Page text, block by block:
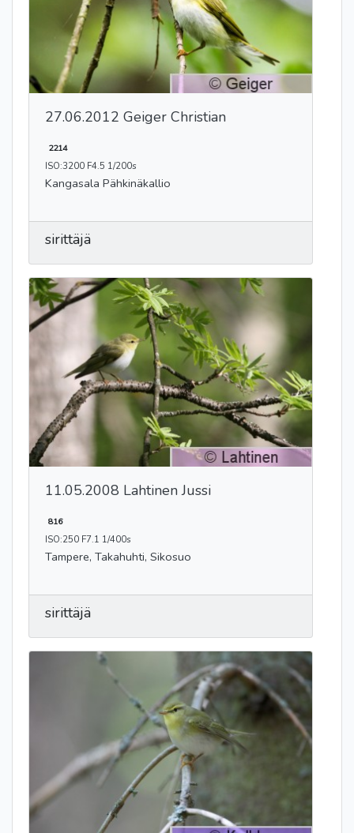
27.06.2012 Geiger Christian
2214
ISO:3200 F4.5 1/200s
Kangasala Pähkinäkallio
sirittäjä
11.05.2008 Lahtinen Jussi
816
ISO:250 F7.1 1/400s
Tampere, Takahuhti, Sikosuo
sirittäjä